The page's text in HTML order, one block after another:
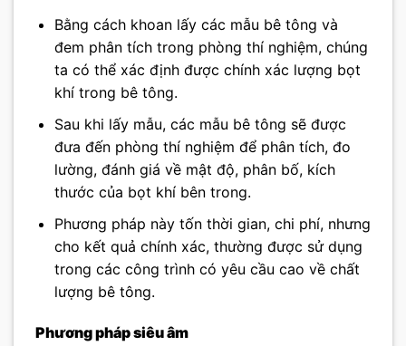
Bằng cách khoan lấy các mẫu bê tông và
đem phân tích trong phòng thí nghiệm, chúng
ta có thể xác định được chính xác lượng bọt
khí trong bê tông.
Sau khi lấy mẫu, các mẫu bê tông sẽ được
đưa đến phòng thí nghiệm để phân tích, đo
lường, đánh giá về mật độ, phân bố, kích
thước của bọt khí bên trong.
Phương pháp này tốn thời gian, chi phí, nhưng
cho kết quả chính xác, thường được sử dụng
trong các công trình có yêu cầu cao về chất
lượng bê tông.
Phương pháp siêu âm